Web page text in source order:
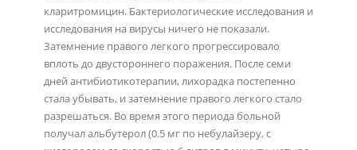
кларитромицин. Бактериологические исследования и
исследования на вирусы ничего не показали.
Затемнение правого легкого прогрессировало
вплоть до двустороннего поражения. После семи
дней антибиотикотерапии, лихорадка постепенно
стала убывать, и затемнение правого легкого стало
разрешаться. Во время этого периода больной
получал альбутерол (0.5 мг по небулайзеру, с